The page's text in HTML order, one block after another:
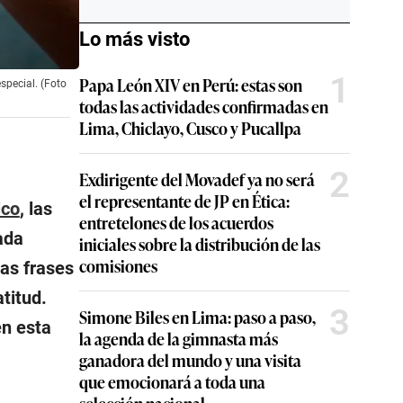
(Foto
, las
frases
esta
Lo más visto
Papa León XIV en Perú: estas son
todas las actividades confirmadas en
Lima, Chiclayo, Cusco y Pucallpa
1
Exdirigente del Movadef ya no será
el representante de JP en Ética:
entretelones de los acuerdos
iniciales sobre la distribución de las
comisiones
2
Simone Biles en Lima: paso a paso,
la agenda de la gimnasta más
ganadora del mundo y una visita
que emocionará a toda una
3